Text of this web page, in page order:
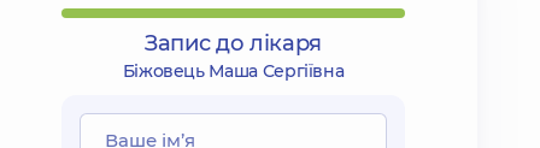
Запис до лікаря
Біжовець Маша Сергіївна